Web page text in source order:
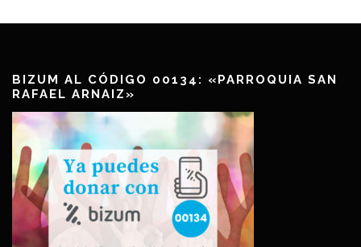
BIZUM AL CÓDIGO 00134: «PARROQUIA SAN
RAFAEL ARNAIZ»